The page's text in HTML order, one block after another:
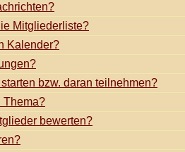
Mitgliederliste?
Kalender?
bzw. daran teilnehmen?
Thema?
bewerten?